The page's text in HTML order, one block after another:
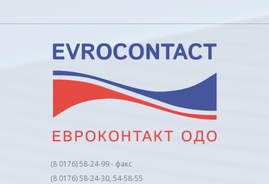
(8 0176) 58-24-99 - факс
(8 0176) 58-24-30, 54-58-55